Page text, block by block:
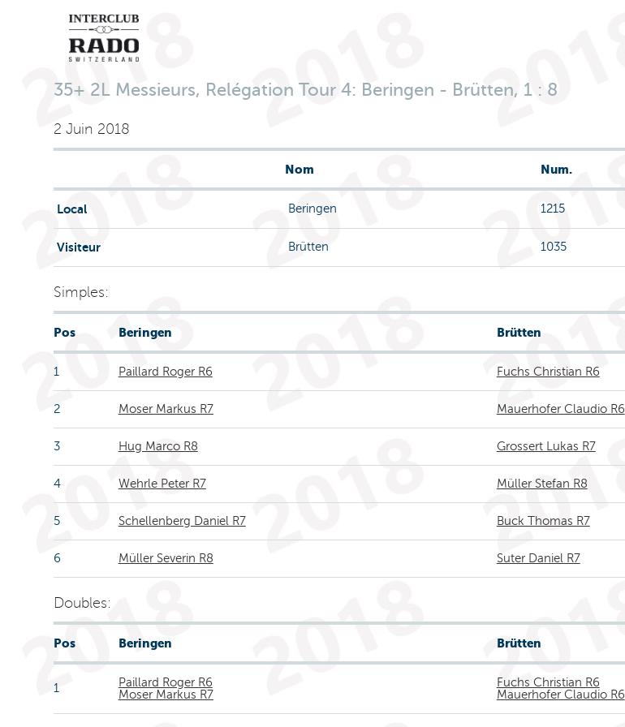
35+ 2L Messieurs, Relégation Tour 4: Beringen - Brütten, 1 : 8
2 Juin 2018
Nom Num.
Local Beringen 1215
Visiteur Brütten 1035
Simples:
Pos Beringen Brütten
1 Paillard Roger R6 Fuchs Christian R6
2 Moser Markus R7 Mauerhofer Claudio R6
3 Hug Marco R8 Grossert Lukas R7
4 Wehrle Peter R7 Müller Stefan R8
5 Schellenberg Daniel R7 Buck Thomas R7
6 Müller Severin R8 Suter Daniel R7
Doubles:
Pos Beringen Brütten
1
Paillard Roger R6
Moser Markus R7
Fuchs Christian R6
Mauerhofer Claudio R6